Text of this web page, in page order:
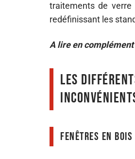
traitements de verre
redéfinissant les
A lire en complément
Les
Fenêtres en bois